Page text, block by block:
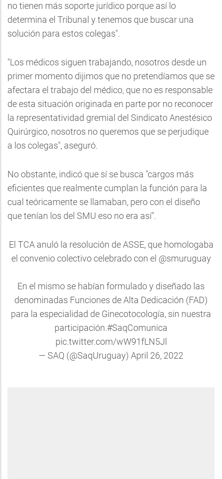
no tienen más soporte jurídico porque así lo
determina el Tribunal y tenemos que buscar una
solución para estos colegas".
"Los médicos siguen trabajando, nosotros desde un
primer momento dijimos que no pretendíamos que se
afectara el trabajo del médico, que no es responsable
de esta situación originada en parte por no reconocer
la representatividad gremial del Sindicato Anestésico
Quirúrgico, nosotros no queremos que se perjudique
a los colegas", aseguró.
No obstante, indicó que sí se busca "cargos más
eficientes que realmente cumplan la función para la
cual teóricamente se llamaban, pero con el diseño
que tenían los del SMU eso no era así".
El TCA anuló la resolución de ASSE, que homologaba
el convenio colectivo celebrado con el @smuruguay
En el mismo se habían formulado y diseñado las
denominadas Funciones de Alta Dedicación (FAD)
para la especialidad de Ginecotocología, sin nuestra
participación.#SaqComunica
pic.twitter.com/wW91fLN5Jl
— SAQ (@SaqUruguay) April 26, 2022